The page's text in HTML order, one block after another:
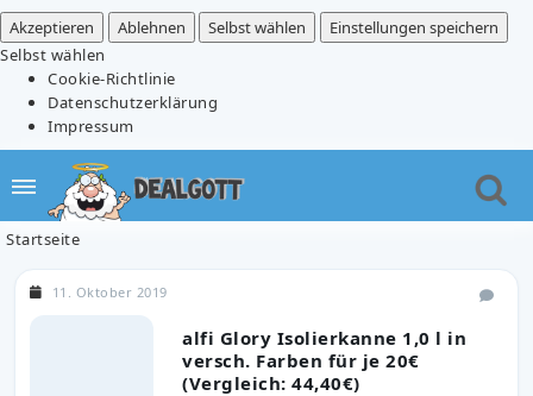
Akzeptieren
Ablehnen Selbst wählen
Einstellungen speichern
Selbst wählen
Cookie-Richtlinie
Datenschutzerklärung
Impressum
Startseite
alfi Glory Isolierkanne 1,0 l in
versch. Farben für je 20€
(Vergleich: 44,40€)
11. Oktober 2019